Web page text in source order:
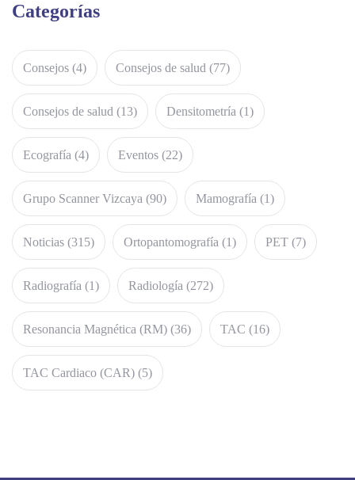
Categorías
Consejos (4) Consejos de salud (77)
Consejos de salud (13) Densitometría (1)
Ecografía (4) Eventos (22)
Grupo Scanner Vizcaya (90) Mamografía (1)
Noticias (315) Ortopantomografía (1) PET (7)
Radiografía (1) Radiología (272)
Resonancia Magnética (RM) (36) TAC (16)
TAC Cardiaco (CAR) (5)